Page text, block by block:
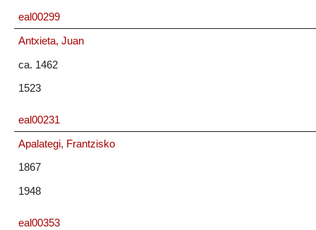
eal00299
Antxieta, Juan
ca. 1462
1523
eal00231
Apalategi, Frantzisko
1867
1948
eal00353